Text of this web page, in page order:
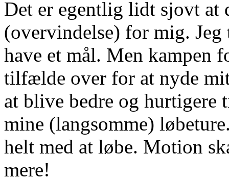
Det er egentlig lidt sjovt at
(overvindelse) for mig.
have et mål. Men kampen
tilfælde over for at nyde
at blive bedre og hurtigere
mine (langsomme)
helt med at løbe. Motion
mere!